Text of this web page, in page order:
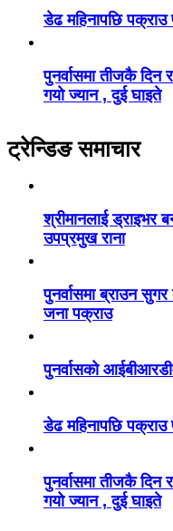
डेढ महिनापछि पक्राउ
पुनर्वासमा तीजकै दिन
गयो ज्यान , दुई घाइते
ट्रेन्डिङ समाचार
श्रीमानलाई ड्राइभर
उपप्रमुख राना
पुनर्वासमा ब्राउन
जना पक्राउ
पुनर्वासको
डेढ महिनापछि पक्राउ
पुनर्वासमा तीजकै दिन
गयो ज्यान , दुई घाइते